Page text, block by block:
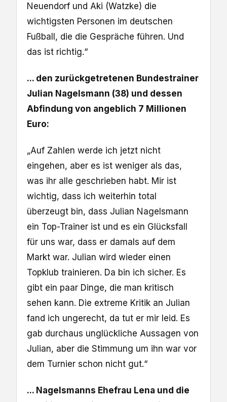
Neuendorf und Aki (Watzke) die
wichtigsten Personen im deutschen
Fußball, die die Gespräche führen. Und
das ist richtig.“
... den zurückgetretenen Bundestrainer
Julian Nagelsmann (38) und dessen
Abfindung von angeblich 7 Millionen
Euro:
„Auf Zahlen werde ich jetzt nicht
eingehen, aber es ist weniger als das,
was ihr alle geschrieben habt. Mir ist
wichtig, dass ich weiterhin total
überzeugt bin, dass Julian Nagelsmann
ein Top-Trainer ist und es ein Glücksfall
für uns war, dass er damals auf dem
Markt war. Julian wird wieder einen
Topklub trainieren. Da bin ich sicher. Es
gibt ein paar Dinge, die man kritisch
sehen kann. Die extreme Kritik an Julian
fand ich ungerecht, da tut er mir leid. Es
gab durchaus unglückliche Aussagen von
Julian, aber die Stimmung um ihn war vor
dem Turnier schon nicht gut.“
... Nagelsmanns Ehefrau Lena und die